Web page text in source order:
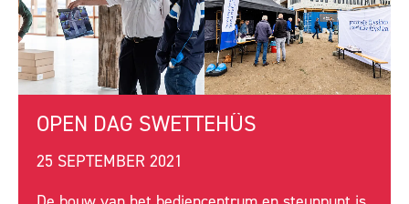
OPEN DAG SWETTEHÛS
25 SEPTEMBER 2021